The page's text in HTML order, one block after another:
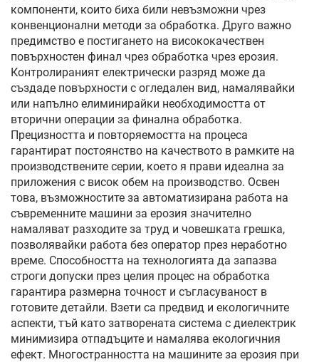
компоненти, които биха били невъзможни чрез
конвенционални методи за обработка. Друго важно
предимство е постигането на висококачествен
повърхностен финал чрез обработка чрез ерозия.
Контролираният електрически разряд може да
създаде повърхности с огледален вид, намалявайки
или напълно елиминирайки необходимостта от
вторични операции за финална обработка.
Прецизността и повторяемостта на процеса
гарантират постоянство на качеството в рамките на
производствените серии, което я прави идеална за
приложения с висок обем на производство. Освен
това, възможностите за автоматизирана работа на
съвременните машини за ерозия значително
намаляват разходите за труд и човешката грешка,
позволявайки работа без оператор през неработно
време. Способността на технологията да запазва
строги допуски през целия процес на обработка
гарантира размерна точност и съгласуваност в
готовите детайли. Взети са предвид и екологичните
аспекти, тъй като затворената система с диелектрик
минимизира отпадъците и намалява екологичния
ефект. Многостранността на машините за ерозия при